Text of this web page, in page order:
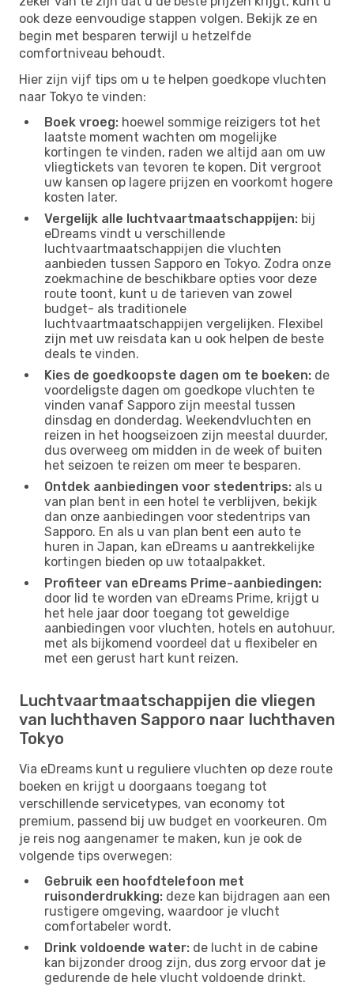
ook deze eenvoudige stappen volgen. Bekijk ze en
begin met besparen terwijl u hetzelfde
comfortniveau behoudt.
Hier zijn vijf tips om u te helpen goedkope vluchten
naar Tokyo te vinden:
Boek vroeg: hoewel sommige reizigers tot het
laatste moment wachten om mogelijke
kortingen te vinden, raden we altijd aan om uw
vliegtickets van tevoren te kopen. Dit vergroot
uw kansen op lagere prijzen en voorkomt hogere
kosten later.
Vergelijk alle luchtvaartmaatschappijen: bij
eDreams vindt u verschillende
luchtvaartmaatschappijen die vluchten
aanbieden tussen Sapporo en Tokyo. Zodra onze
zoekmachine de beschikbare opties voor deze
route toont, kunt u de tarieven van zowel
budget- als traditionele
luchtvaartmaatschappijen vergelijken. Flexibel
zijn met uw reisdata kan u ook helpen de beste
deals te vinden.
Kies de goedkoopste dagen om te boeken: de
voordeligste dagen om goedkope vluchten te
vinden vanaf Sapporo zijn meestal tussen
dinsdag en donderdag. Weekendvluchten en
reizen in het hoogseizoen zijn meestal duurder,
dus overweeg om midden in de week of buiten
het seizoen te reizen om meer te besparen.
Ontdek aanbiedingen voor stedentrips: als u
van plan bent in een hotel te verblijven, bekijk
dan onze aanbiedingen voor stedentrips van
Sapporo. En als u van plan bent een auto te
huren in Japan, kan eDreams u aantrekkelijke
kortingen bieden op uw totaalpakket.
Profiteer van eDreams Prime-aanbiedingen:
door lid te worden van eDreams Prime, krijgt u
het hele jaar door toegang tot geweldige
aanbiedingen voor vluchten, hotels en autohuur,
met als bijkomend voordeel dat u flexibeler en
met een gerust hart kunt reizen.
Luchtvaartmaatschappijen die vliegen
van luchthaven Sapporo naar luchthaven
Tokyo
Via eDreams kunt u reguliere vluchten op deze route
boeken en krijgt u doorgaans toegang tot
verschillende servicetypes, van economy tot
premium, passend bij uw budget en voorkeuren. Om
je reis nog aangenamer te maken, kun je ook de
volgende tips overwegen:
Gebruik een hoofdtelefoon met
ruisonderdrukking: deze kan bijdragen aan een
rustigere omgeving, waardoor je vlucht
comfortabeler wordt.
Drink voldoende water: de lucht in de cabine
kan bijzonder droog zijn, dus zorg ervoor dat je
gedurende de hele vlucht voldoende drinkt.